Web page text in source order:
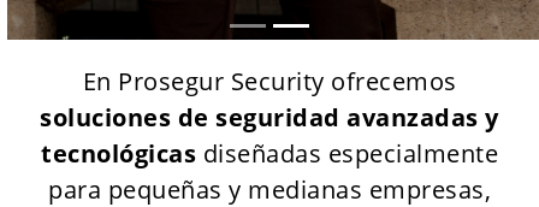
En Prosegur Security ofrecemos
soluciones de seguridad avanzadas y
tecnológicas diseñadas especialmente
para pequeñas y medianas empresas,